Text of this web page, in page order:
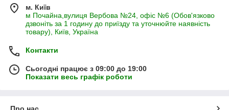
м. Київ
м Почайна,вулиця Вербова №24, офіс №6 (Обов'язково
дзвоніть за 1 годину до приїзду та уточнюйте наявність
товару), Київ, Україна
Контакти
Сьогодні працює з 09:00 до 19:00
Показати весь графік роботи